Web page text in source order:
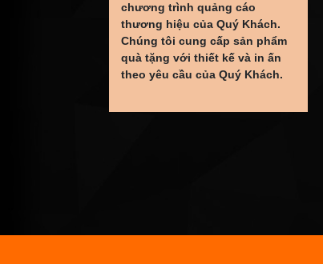
chương trình quảng cáo
thương hiệu của Quý Khách.
Chúng tôi cung cấp sản phẩm
quà tặng với thiết kế và in ấn
theo yêu cầu của Quý Khách.